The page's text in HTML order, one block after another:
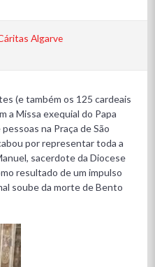
Algarve
(e também os 125 cardeais
a Missa exequial do Papa
na Praça de São
por representar toda a
sacerdote da Diocese
resultado de um impulso
soube da morte de Bento